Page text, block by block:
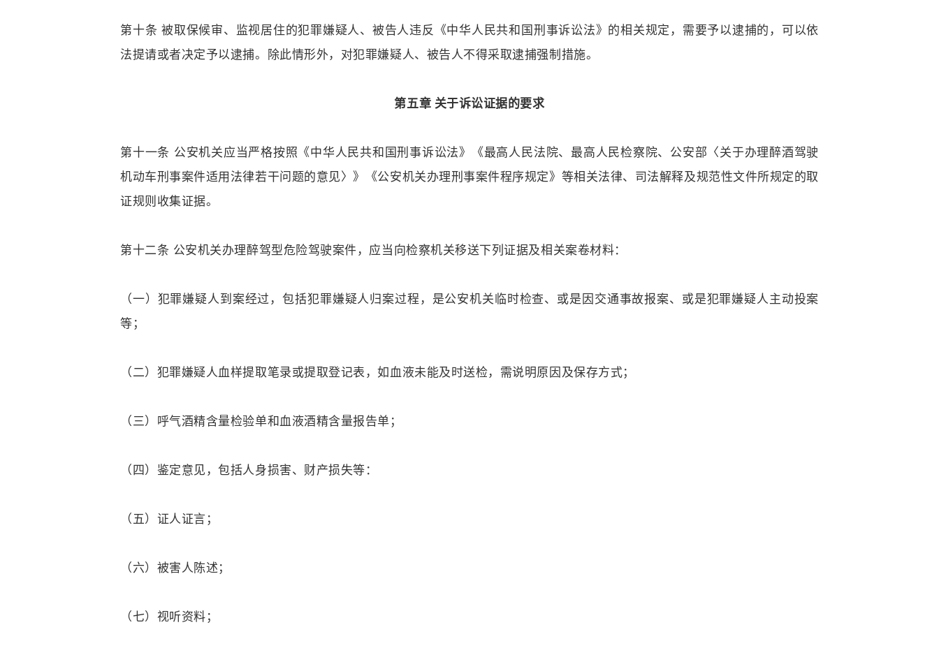
第十条 被取保候审、监视居住的犯罪嫌疑人、被告人违反《中华人民共和国刑事诉讼法》的相关规定，需要予以逮捕的，可以依
法提请或者决定予以逮捕。除此情形外，对犯罪嫌疑人、被告人不得采取逮捕强制措施。
第五章 关于诉讼证据的要求
第十一条 公安机关应当严格按照《中华人民共和国刑事诉讼法》《最高人民法院、最高人民检察院、公安部〈关于办理醉酒驾驶
机动车刑事案件适用法律若干问题的意见〉》《公安机关办理刑事案件程序规定》等相关法律、司法解释及规范性文件所规定的取
证规则收集证据。
第十二条 公安机关办理醉驾型危险驾驶案件，应当向检察机关移送下列证据及相关案卷材料：
（一）犯罪嫌疑人到案经过，包括犯罪嫌疑人归案过程，是公安机关临时检查、或是因交通事故报案、或是犯罪嫌疑人主动投案
等；
（二）犯罪嫌疑人血样提取笔录或提取登记表，如血液未能及时送检，需说明原因及保存方式；
（三）呼气酒精含量检验单和血液酒精含量报告单；
（四）鉴定意见，包括人身损害、财产损失等：
（五）证人证言；
（六）被害人陈述；
（七）视听资料；